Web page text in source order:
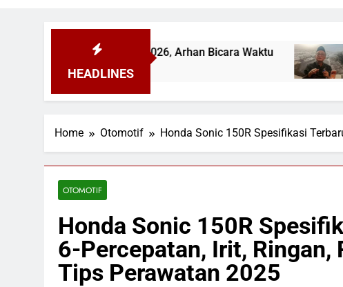
HEADLINES
Piala Presiden 2026, Arhan Bicara Waktu Krisis
7 Jam Ago
Home Otomotif Honda Sonic 150R Spesifikasi
OTOMOTIF
Honda Sonic 150R
6-Percepatan, Irit, Ringan,
Tips Perawatan 2025